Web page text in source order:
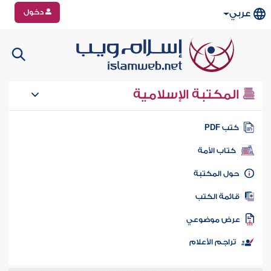
عربي دخول
المكتبة الإسلامية
كتب PDF
كتاب الأمة
المكتبة
الكتب
موضوعي